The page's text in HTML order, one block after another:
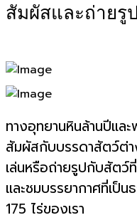
สัมผัสและถ่ายรู
ทางอุทยานหินล้านปีและ
สัมผัสกับบรรดาสัตว์ต่
เล่นหรือถ่ายรูปกับสัตว์
และชมบรรยากาศที่เป็
175 ไร่ของเรา